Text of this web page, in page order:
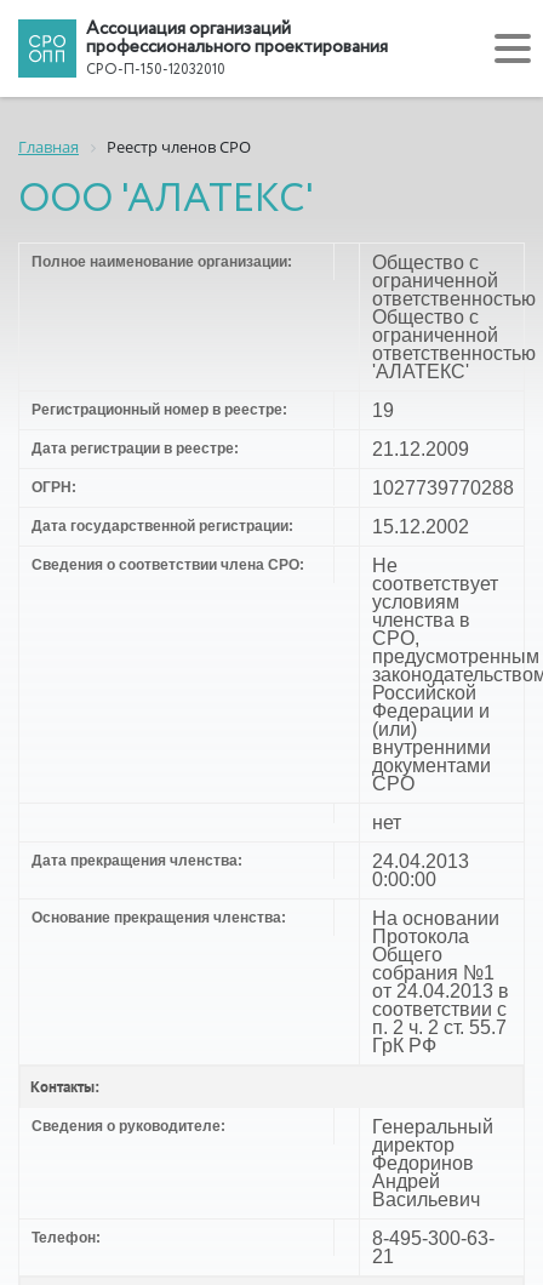
Ассоциация организаций
профессионального проектирования
СРО-П-150-12032010
Главная Реестр членов СРО
ООО 'АЛАТЕКС'
Полное наименование организации:
Общество с
ограниченной
ответственностью
Общество с
ограниченной
ответственностью
'АЛАТЕКС'
Регистрационный номер в реестре: 19
Дата регистрации в реестре: 21.12.2009
ОГРН: 1027739770288
Дата государственной регистрации: 15.12.2002
Сведения о соответствии члена СРО:
Не
соответствует
условиям
членства в
СРО,
предусмотренным
Российской
Федерации и
(или)
внутренними
документами
СРО
нет
Дата прекращения членства:
24.04.2013
0:00:00
Основание прекращения членства:
На основании
Протокола
Общего
собрания №1
от 24.04.2013 в
соответствии с
п. 2 ч. 2 ст. 55.7
ГрК РФ
Контакты:
Сведения о руководителе:
Генеральный
директор
Федоринов
Андрей
Васильевич
Телефон:
8-495-300-63-
21